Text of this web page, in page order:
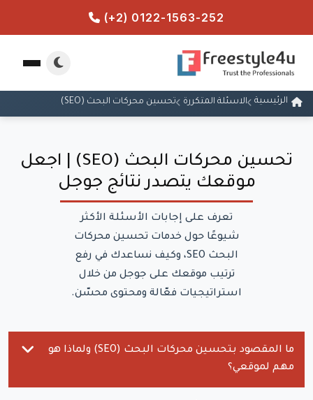
(+2) 0122-1563-252
الرئيسية الاسئلة المتكررة تحسين محركات البحث (SEO)
تحسين محركات البحث (SEO) | اجعل
موقعك يتصدر نتائج جوجل
تعرف على إجابات الأسئلة الأكثر
شيوعًا حول خدمات تحسين محركات
البحث SEO، وكيف نساعدك في رفع
ترتيب موقعك على جوجل من خلال
استراتيجيات فعّالة ومحتوى محسّن.
ما المقصود بتحسين محركات البحث (SEO) ولماذا هو
مهم لموقعي؟